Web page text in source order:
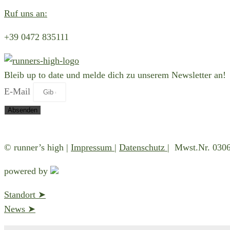
Ruf uns an:
+39 0472 835111
Bleib up to date und melde dich zu unserem Newsletter an!
E-Mail
Absenden
© runner’s high | Impressum | Datenschutz | Mwst.Nr.
powered by
Standort ➤
News ➤